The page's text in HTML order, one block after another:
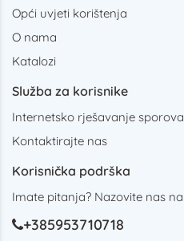
Opći uvjeti korištenja
O nama
Katalozi
Služba za korisnike
Internetsko rješavanje sporova
Kontaktirajte nas
Korisnička podrška
Imate pitanja? Nazovite nas na
+385953710718